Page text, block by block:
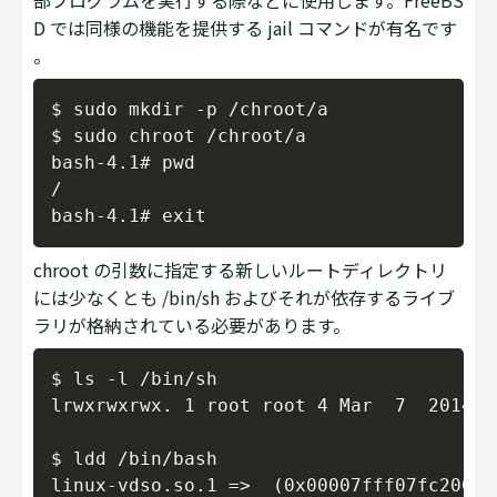
D では同様の機能を提供する jail コマンドが有名です
。
$ sudo mkdir -p /chroot/a
$ sudo chroot /chroot/a
bash-4.1# pwd
/
chroot の引数に指定する新しいルートディレクトリ
には少なくとも /bin/sh およびそれが依存するライブ
ラリが格納されている必要があります。
$ ls -l /bin/sh
lrwxrwxrwx. 1 root root 4 Mar  7  2014
$ ldd /bin/bash
linux-vdso.so.1 =>  (0x00007fff07fc2000)